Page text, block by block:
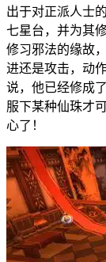
出于对正派人士
七星台，并为其
修习邪法的缘故
进还是攻击，动
说，他已经修成
服下某种仙珠才
心了！